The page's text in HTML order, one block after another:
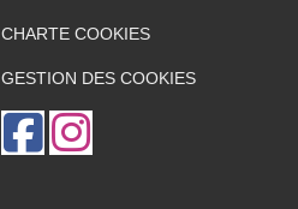
CHARTE COOKIES
GESTION DES COOKIES